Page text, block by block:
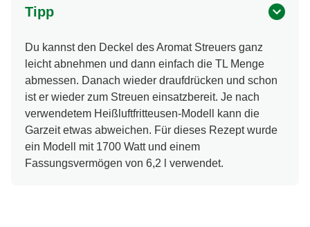
Tipp
Du kannst den Deckel des Aromat Streuers ganz
leicht abnehmen und dann einfach die TL Menge
abmessen. Danach wieder draufdrücken und schon
ist er wieder zum Streuen einsatzbereit. Je nach
verwendetem Heißluftfritteusen-Modell kann die
Garzeit etwas abweichen. Für dieses Rezept wurde
ein Modell mit 1700 Watt und einem
Fassungsvermögen von 6,2 l verwendet.